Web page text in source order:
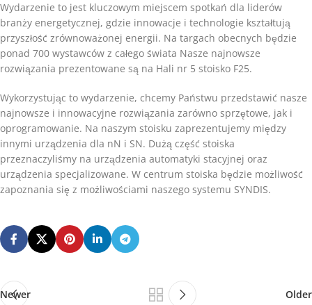
Wydarzenie to jest kluczowym miejscem spotkań dla liderów
branży energetycznej, gdzie innowacje i technologie kształtują
przyszłość zrównoważonej energii. Na targach obecnych będzie
ponad 700 wystawców z całego świata Nasze najnowsze
rozwiązania prezentowane są na Hali nr 5 stoisko F25.
Wykorzystując to wydarzenie, chcemy Państwu przedstawić nasze
najnowsze i innowacyjne rozwiązania zarówno sprzętowe, jak i
oprogramowanie. Na naszym stoisku zaprezentujemy między
innymi urządzenia dla nN i SN. Dużą część stoiska
przeznaczyliśmy na urządzenia automatyki stacyjnej oraz
urządzenia specjalizowane. W centrum stoiska będzie możliwość
zapoznania się z możliwościami naszego systemu SYNDIS.
Newer Older